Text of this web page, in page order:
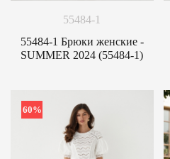
55484-1
55484-1 Брюки женские -
SUMMER 2024 (55484-1)
60%